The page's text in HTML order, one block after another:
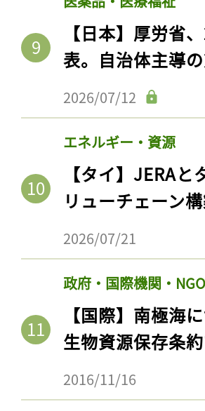
【日本】厚労省
表。自治体主導
2026/07/12
エネルギー・資源
【タイ】JERA
リューチェーン
2026/07/21
政府・国際機関・NGO
【国際】南極海
生物資源保存条
2016/11/16